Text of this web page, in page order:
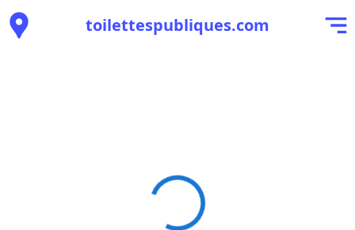
toilettespubliques.com